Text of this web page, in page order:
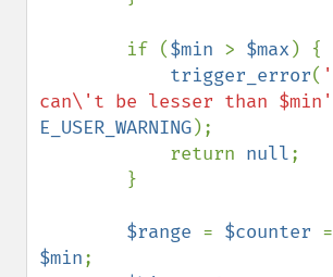
        if (
$min > $max ) {
trigger_error(
can\'t be lesser than $min'
E_USER_WARNING);
            return
null;
$range = $counter =
$min;